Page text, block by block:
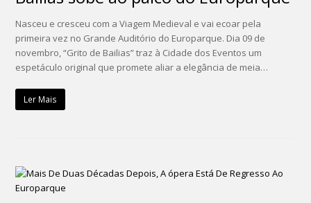
Nasceu e cresceu com a Viagem Medieval e vai ecoar pela
primeira vez no Grande Auditório do Europarque. Dia 09 de
novembro, “Grito de Bailias” traz à Cidade dos Eventos um
espetáculo original que promete aliar a elegância de meia…
Ler Mais